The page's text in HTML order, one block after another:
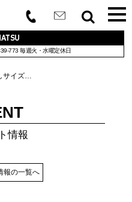
773 毎週火・水曜定休日
サイズ…
情報
報の一覧へ